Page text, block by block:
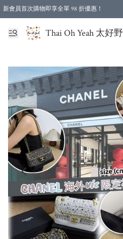
新會員首次購物即享全單 98 折優惠！
特選會員可享全單低至 96 折優惠！
Thai Oh Yeah 太好野